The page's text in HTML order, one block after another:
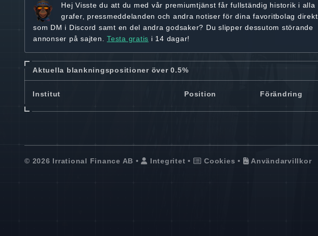
Hej Visste du att du med vår premiumtjänst fårfullständig historik i alla
grafer, pressmeddelanden och andra notiser för dina favoritbolag direkt
som DM i Discord samt en del andra godsaker? Du slipper dessutom störande
annonser på sajten. Testa gratis i 14 dagar!
Aktuella blankningspositioner över 0.5%
Institut Position Förändring
© 2026 Irrational Finance AB • Integritet • Cookies • Användarvillkor